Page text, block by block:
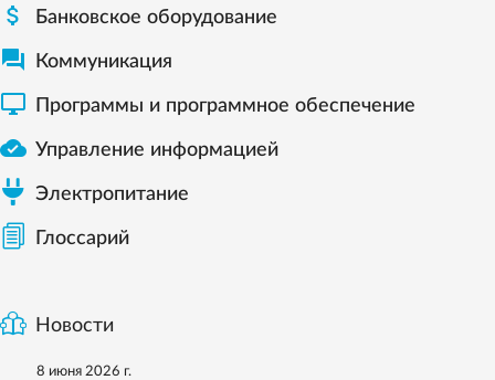
 Банковское оборудование
 Коммуникация
 Программы и программное обеспечение
 Управление информацией
Электропитание
Глоссарий
Новости
8 июня 2026 г.